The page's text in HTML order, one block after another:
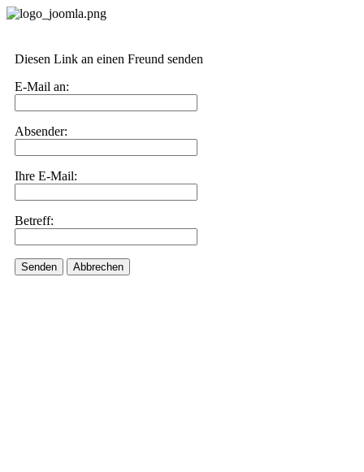
Diesen Link an einen Freund senden
E-Mail an:
Absender:
Ihre E-Mail:
Betreff:
Senden Abbrechen